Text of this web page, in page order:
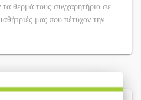
θερμά τους συγχαρητήρια σε
μας που πέτυχαν την